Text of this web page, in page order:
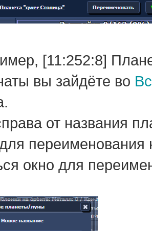
[11:252:8]
вы зайдёте во
от названия
окно для